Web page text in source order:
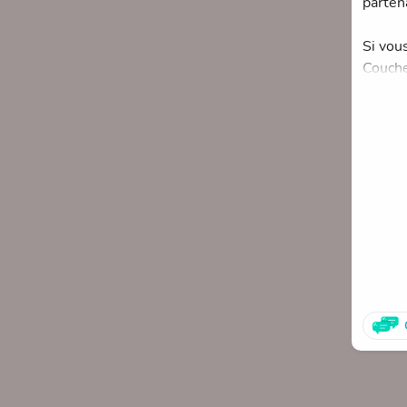
Si